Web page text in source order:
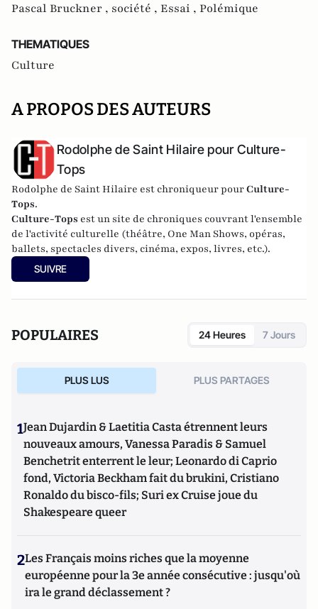
Pascal Bruckner , société , Essai , Polémique
THEMATIQUES
Culture
A PROPOS DES AUTEURS
Rodolphe de Saint Hilaire pour Culture-
Tops
Rodolphe de Saint Hilaire est chroniqueur pourCulture-
Tops.
Culture-Tops est un site de chroniques couvrant l'ensemble
de l'activité culturelle (théâtre, One Man Shows, opéras,
ballets, spectacles divers, cinéma, expos, livres, etc.).
SUIVRE
POPULAIRES 24 Heures 7 Jours
PLUS LUS PLUS PARTAGES
1Jean Dujardin & Laetitia Casta étrennent leurs
nouveaux amours, Vanessa Paradis & Samuel
Benchetrit enterrent le leur; Leonardo di Caprio
fond, Victoria Beckham fait du brukini, Cristiano
Ronaldo du bisco-fils; Suri ex Cruise joue du
Shakespeare queer
2Les Français moins riches que la moyenne
européenne pour la 3e année consécutive : jusqu'où
ira le grand déclassement ?